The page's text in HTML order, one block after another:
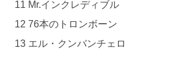
11 Mr.インクレディブル
12 76本のトロンボーン
13 エル・クンバンチェロ